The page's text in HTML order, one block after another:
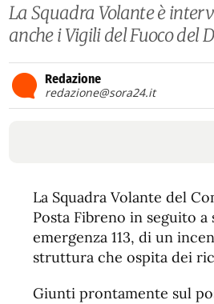
La Squadra Volante è
anche i Vigili del Fuoco del
Redazione
redazione@sora24.it
La Squadra Volante del
Posta Fibreno in seguito
emergenza 113, di un
struttura che ospita dei
Giunti prontamente sul